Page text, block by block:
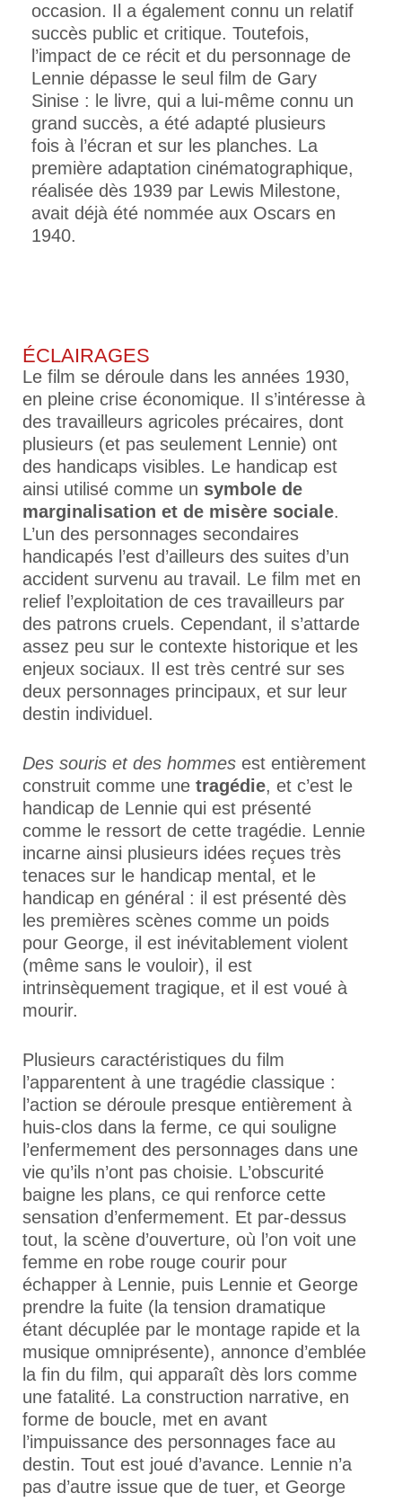
occasion. Il a également connu un relatif
succès public et critique. Toutefois,
l’impact de ce récit et du personnage de
Lennie dépasse le seul film de Gary
Sinise : le livre, qui a lui-même connu un
grand succès, a été adapté plusieurs
fois à l’écran et sur les planches. La
première adaptation cinématographique,
réalisée dès 1939 par Lewis Milestone,
avait déjà été nommée aux Oscars en
1940.
ÉCLAIRAGES
Le film se déroule dans les années 1930,
en pleine crise économique. Il s’intéresse à
des travailleurs agricoles précaires, dont
plusieurs (et pas seulement Lennie) ont
des handicaps visibles. Le handicap est
ainsi utilisé comme un symbole de
marginalisation et de misère sociale.
L’un des personnages secondaires
handicapés l’est d’ailleurs des suites d’un
accident survenu au travail. Le film met en
relief l’exploitation de ces travailleurs par
des patrons cruels. Cependant, il s’attarde
assez peu sur le contexte historique et les
enjeux sociaux. Il est très centré sur ses
deux personnages principaux, et sur leur
destin individuel.
Des souris et des hommes est entièrement
construit comme une tragédie, et c’est le
handicap de Lennie qui est présenté
comme le ressort de cette tragédie. Lennie
incarne ainsi plusieurs idées reçues très
tenaces sur le handicap mental, et le
handicap en général : il est présenté dès
les premières scènes comme un poids
pour George, il est inévitablement violent
(même sans le vouloir), il est
intrinsèquement tragique, et il est voué à
mourir.
Plusieurs caractéristiques du film
l’apparentent à une tragédie classique :
l’action se déroule presque entièrement à
huis-clos dans la ferme, ce qui souligne
l’enfermement des personnages dans une
vie qu’ils n’ont pas choisie. L’obscurité
baigne les plans, ce qui renforce cette
sensation d’enfermement. Et par-dessus
tout, la scène d’ouverture, où l’on voit une
femme en robe rouge courir pour
échapper à Lennie, puis Lennie et George
prendre la fuite (la tension dramatique
étant décuplée par le montage rapide et la
musique omniprésente), annonce d’emblée
la fin du film, qui apparaît dès lors comme
une fatalité. La construction narrative, en
forme de boucle, met en avant
l’impuissance des personnages face au
destin. Tout est joué d’avance. Lennie n’a
pas d’autre issue que de tuer, et George